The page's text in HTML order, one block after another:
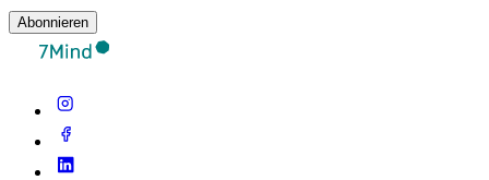
Abonnieren